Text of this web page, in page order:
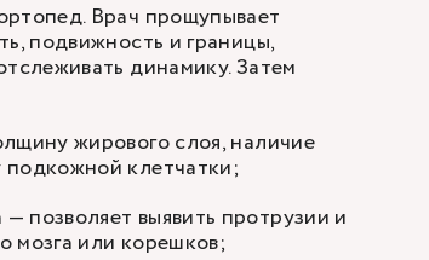
Врач прощупывает
подвижность и границы,
динамику. Затем
жирового слоя, наличие
клетчатки;
позволяет выявить протрузии и
мозга или корешков;